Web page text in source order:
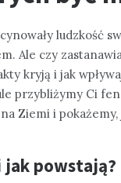
ludzkość
Ale czy
kryją i jak
przybliżymy Ci
Ziemi i pokażemy,
jak powstają?